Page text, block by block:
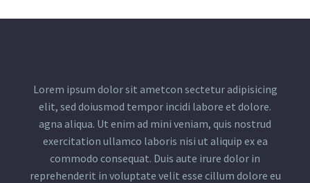
Lorem ipsum dolor sit ametcon sectetur adipisicing
elit, sed doiusmod tempor incidi labore et dolore.
agna aliqua. Ut enim ad mini veniam, quis nostrud
exercitation ullamco laboris nisi ut aliquip ex ea
commodo consequat. Duis aute irure dolor in
reprehenderit in voluptate velit esse cillum dolore eu